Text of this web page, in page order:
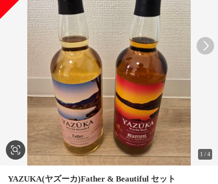
1 /4
YAZUKA(ヤズーカ)Father & Beautiful セット